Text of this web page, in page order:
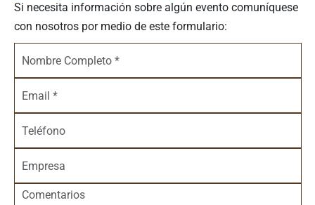
Si necesita información sobre algún evento comuníquese
con nosotros por medio de este formulario: